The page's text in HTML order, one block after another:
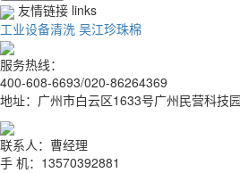
友情链接 links
工业设备清洗 吴江珍珠棉
服务热线：
400-608-6693/020-86264369
地址：广州市白云区1633号广州民营科技
联系人：曹经理
手 机：13570392881